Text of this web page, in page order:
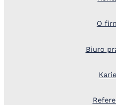
O
Biuro